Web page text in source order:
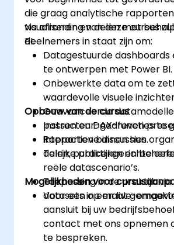
die graag analytische
visualiseren en delen met
BI.
Na afronding van deze cursus
deelnemers in staat zijn om:
Datagestuurde
te ontwerpen met Power BI.
Onbewerkte data om te
waardevolle visuele
Geavanceerde
passen en DAX-functies te
Rapporten binnen hun
delen, publiceren en
Opbouw van de cursus
Instructeur-gedreven
interactieve discussies.
Talrijke praktijkgerichte
reële datascenario’s.
Toepassing in de praktijk
datasets in een live-
Mogelijkheden voor
Voor een op maat
aansluit bij uw
contact met ons opnemen
te bespreken.